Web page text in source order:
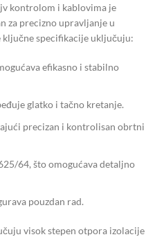
kontrolom i kablovima je
za precizno upravljanje u
specifikacije uključuju:
efikasno i stabilno
glatko i tačno kretanje.
precizan i kontrolisan obrtni
64, što omogućava detaljno
pouzdan rad.
visok stepen otpora izolacije